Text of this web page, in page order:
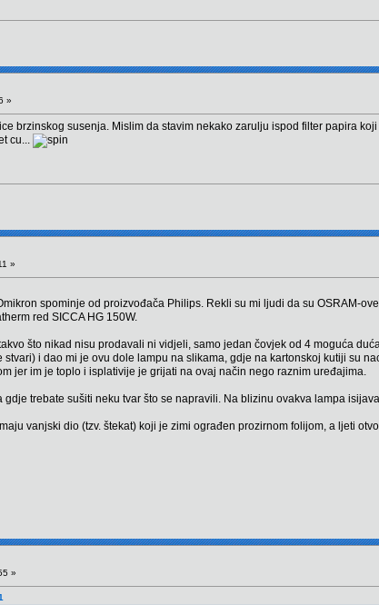
»
brzinskog susenja. Mislim da stavim nekako zarulju ispod filter papira
cu...
»
spominje od proizvođača Philips. Rekli su mi ljudi da su OSRAM-
red SICCA HG 150W.
što nikad nisu prodavali ni vidjeli, samo jedan čovjek od 4 moguća
i dao mi je ovu dole lampu na slikama, gdje na kartonskoj kutiji su
jer im je toplo i isplativije je grijati na ovaj način nego raznim uređajima.
gdje trebate sušiti neku tvar što se napravili. Na blizinu ovakva lampa
vanjski dio (tzv. štekat) koji je zimi ograđen prozirnom folijom, a ljeti
»